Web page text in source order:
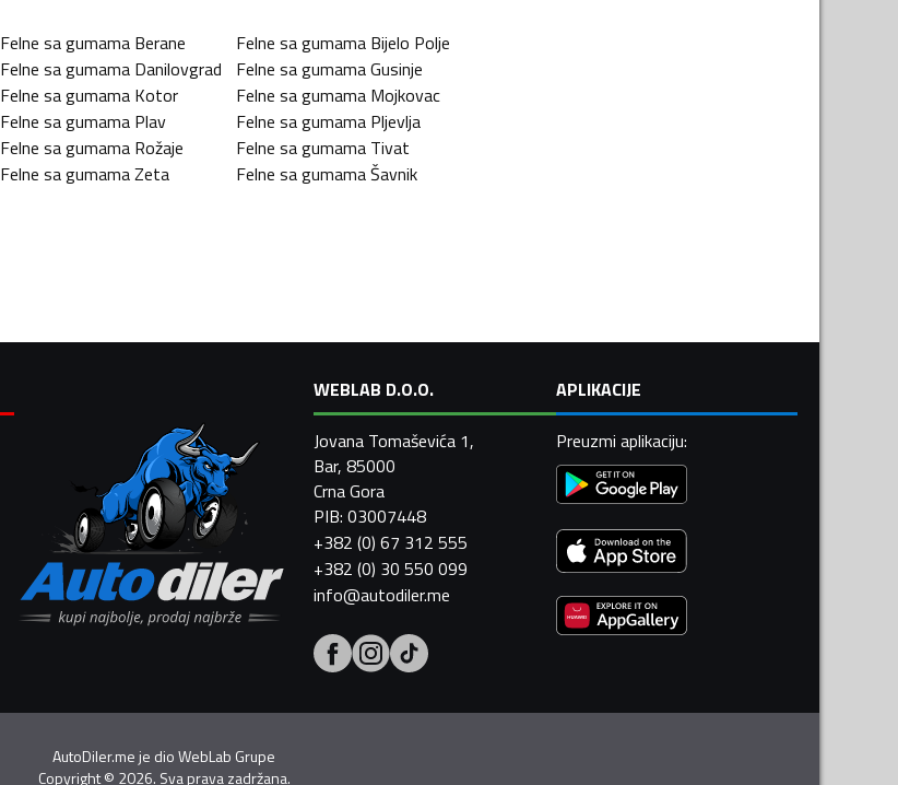
Felne sa gumama Berane Felne sa gumama Bijelo Polje
Felne sa gumama Danilovgrad Felne sa gumamaGusinje
Felne sa gumama Kotor Felne sa gumama Mojkovac
Felne sa gumama Plav Felne sa gumama Pljevlja
Felne sa gumama Rožaje Felne sa gumama Tivat
Felne sa gumamaZeta Felne sa gumamaŠavnik
WEBLAB D.O.O.
Jovana Tomaševića 1,
Bar, 85000
Crna Gora
PIB: 03007448
+382 (0) 67 312 555
+382 (0) 30 550 099
info@autodiler.me
APLIKACIJE
Preuzmi aplikaciju:
AutoDiler.me je dioWebLab Grupe
Copyright© 2026. Sva prava zadržana.